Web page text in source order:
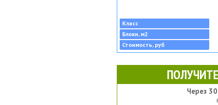
Класс
Блоки, м2
Стоимость, руб
Через